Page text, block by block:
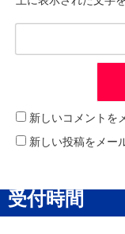
新しいコメントを
新しい投稿をメー
受付時間